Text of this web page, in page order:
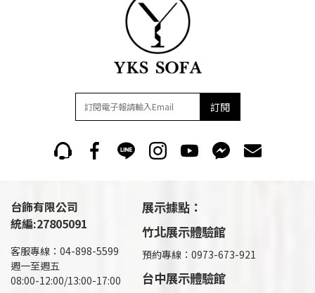
訂閱
台飾有限公司
統編:27805091
客服專線：04-898-5599
週一至週五
08:00-12:00/13:00-17:00
展示據點：
竹北展示體驗館
預約專線：0973-673-921
台中展示體驗館